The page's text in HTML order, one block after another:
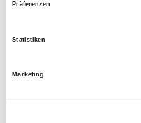
Präferenzen
Statistiken
Marketing